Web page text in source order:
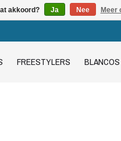
FREESTYLERS BLANCOS
akkoord? Ja Nee Meer